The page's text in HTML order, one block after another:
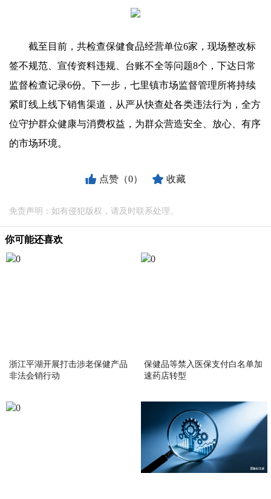
截至目前，共检查保健食品经营单位6家，现场整改标
签不规范、宣传资料违规、台账不全等问题8个，下达日常
监督检查记录6份。下一步，七里镇市场监督管理所将持续
紧盯线上线下销售渠道，从严从快查处各类违法行为，全方
位守护群众健康与消费权益，为群众营造安全、放心、有序
的市场环境。
点赞（0） 收藏
免责声明：如有侵犯版权，请及时联系处理。
你可能还喜欢
浙江平湖开展打击涉老保健产品
非法会销行动
保健品等禁入医保支付白名单加
速药店转型